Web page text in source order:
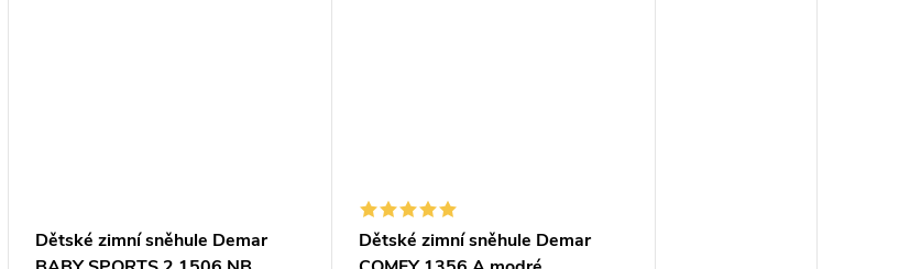
Dětské zimní sněhule Demar
Dětské zimní sněhule Demar